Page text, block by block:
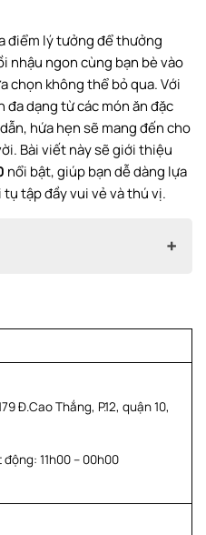
điểm lý tưởng để thưởng
nhậu ngon cùng bạn bè vào
chọn không thể bỏ qua. Với
dạng từ các món ăn đặc
hứa hẹn sẽ mang đến cho
Bài viết này sẽ giới thiệu
nổi bật, giúp bạn dễ dàng lựa
tập đầy vui vẻ và thú vị.
Đ.Cao Thắng, P.12, quận 10,
11h00 – 00h00